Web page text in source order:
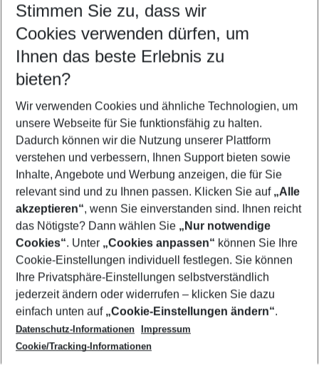
Abflughafen wählen
Beliebiger Abflughafen
Reisezeitraum wählen
09.08.26– 07.08.27 5-8 Nächte
2 Erwachsene Keine Kinder
Mehr Filter anzeigen
Footer
Footer navigation
Über uns
AGB
Cookie-Einstellungen ändern
Cookie-Richtlinie
Datenschutz
Service & Hilfe
Barrierefreies Reisen
Check-in
Folgen Sie uns
Stimmen Sie zu, dass wir
Cookies verwenden dürfen, um
Ihnen das beste Erlebnis zu
bieten?
Wir verwenden Cookies und ähnliche Technologien, um
unsere Webseite für Sie funktionsfähig zu halten.
Dadurch können wir die Nutzung unserer Plattform
verstehen und verbessern, Ihnen Support bieten sowie
Inhalte, Angebote und Werbung anzeigen, die für Sie
relevant sind und zu Ihnen passen. Klicken Sie auf „Alle
akzeptieren“, wenn Sie einverstanden sind. Ihnen reicht
das Nötigste? Dann wählen Sie „Nur notwendige
Cookies“. Unter „Cookies anpassen“ können Sie Ihre
Cookie-Einstellungen individuell festlegen. Sie können
Ihre Privatsphäre-Einstellungen selbstverständlich
jederzeit ändern oder widerrufen – klicken Sie dazu
einfach unten auf „Cookie-Einstellungen ändern“.
Datenschutz-Informationen
Impressum
Cookie/Tracking-Informationen